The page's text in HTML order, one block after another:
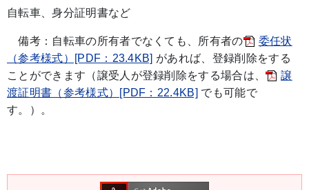
自転車、身分証明書など
備考：自転車の所有者でなくても、所有者の
委任状
（参考様式）[PDF：23.4KB] があれば、登録削除をする
ことができます（譲受人が登録削除をする場合は、
譲
渡証明書（参考様式）[PDF：22.4KB] でも可能で
す。）。